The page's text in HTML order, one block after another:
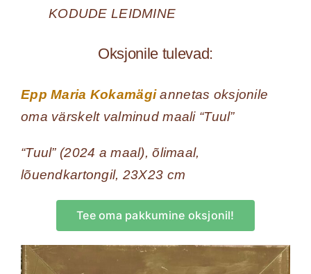
KODUDE LEIDMINE
Oksjonile tulevad:
Epp Maria Kokamägiannetas oksjonile
oma värskelt valminud maali “Tuul”
“Tuul” (2024 a maal), õlimaal,
lõuendkartongil, 23X23 cm
Tee oma pakkumine oksjonil!